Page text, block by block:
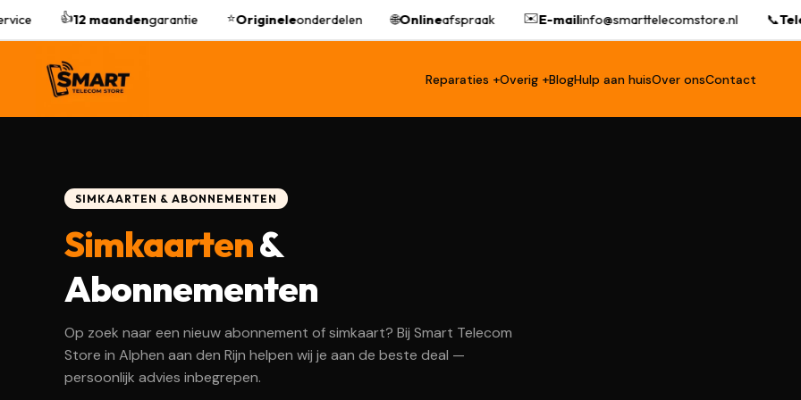
12 maandengarantie Origineleonderdelen Onlineafspraak E-mailinfo@smarttelecomstore.nl
Reparaties +Overig +BlogHulp aan huisOver onsContact
SIMKAARTEN & ABONNEMENTEN
Simkaarten&
Abonnementen
Op zoek naar een nieuw abonnement of simkaart? Bij Smart Telecom
Store in Alphen aan den Rijn helpen wij je aan de beste deal —
persoonlijk advies inbegrepen.